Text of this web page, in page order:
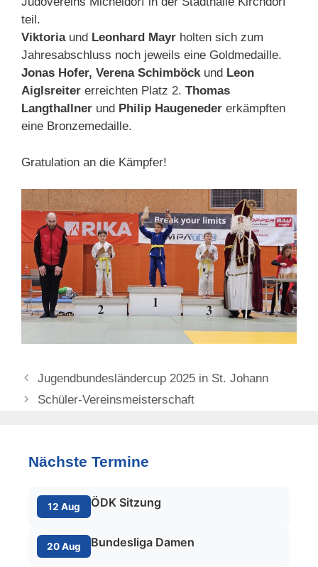
teil.
Viktoriaund Leonhard Mayr holten sich zum
Jahresabschluss noch jeweils eine Goldmedaille.
Jonas Hofer, Verena Schimböck und Leon
Aiglsreiter erreichten Platz 2. Thomas
Langthallner und Philip Haugeneder erkämpften
eine Bronzemedaille.
Gratulation an die Kämpfer!
Jugendbundesländercup 2025 in St. Johann
Schüler-Vereinsmeisterschaft
Nächste Termine
12 Aug ÖDK Sitzung
20 Aug Bundesliga Damen